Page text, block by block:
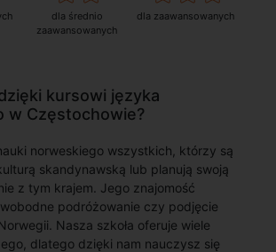
dla średnio
zaawansowanych
dla zaawansowanych
kursowi języka
w Częstochowie?
norweskiego wszystkich, którzy są
skandynawską lub planują swoją
z tym krajem. Jego znajomość
podróżowanie czy podjęcie
Nasza szkoła oferuje wiele
dlatego dzięki nam nauczysz się